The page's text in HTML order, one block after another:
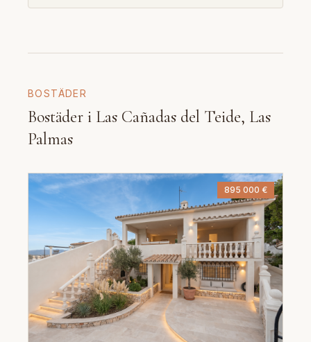
BOSTÄDER
Bostäder i Las Cañadas del Teide, Las
Palmas
895 000 €